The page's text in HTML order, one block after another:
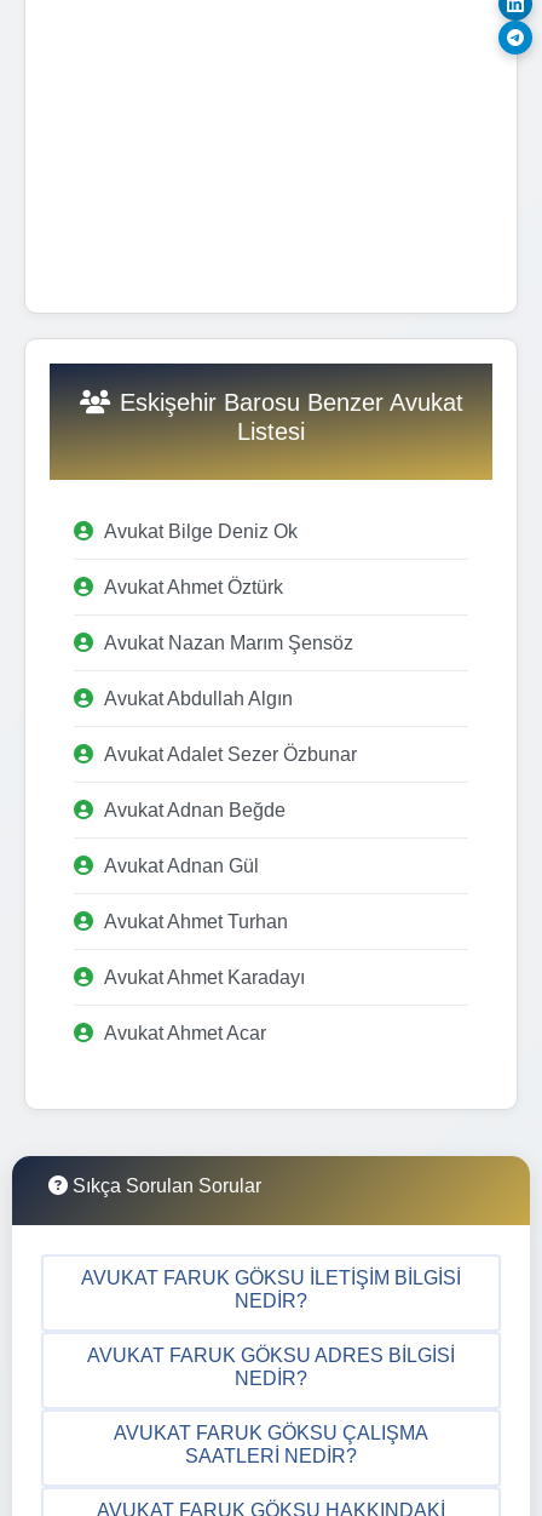
Eskişehir Barosu Benzer Avukat
Listesi
Avukat Bilge Deniz Ok
Avukat Ahmet Öztürk
Avukat Nazan Marım Şensöz
Avukat Abdullah Algın
Avukat Adalet Sezer Özbunar
Avukat Adnan Beğde
Avukat Adnan Gül
Avukat Ahmet Turhan
Avukat Ahmet Karadayı
Avukat Ahmet Acar
Sıkça Sorulan Sorular
AVUKAT FARUK GÖKSU İLETIŞIM BILGISI
NEDIR?
AVUKAT FARUK GÖKSU ADRES BILGISI
NEDIR?
AVUKAT FARUK GÖKSU ÇALIŞMA
SAATLERI NEDIR?
AVUKAT FARUK GÖKSU HAKKINDAKI